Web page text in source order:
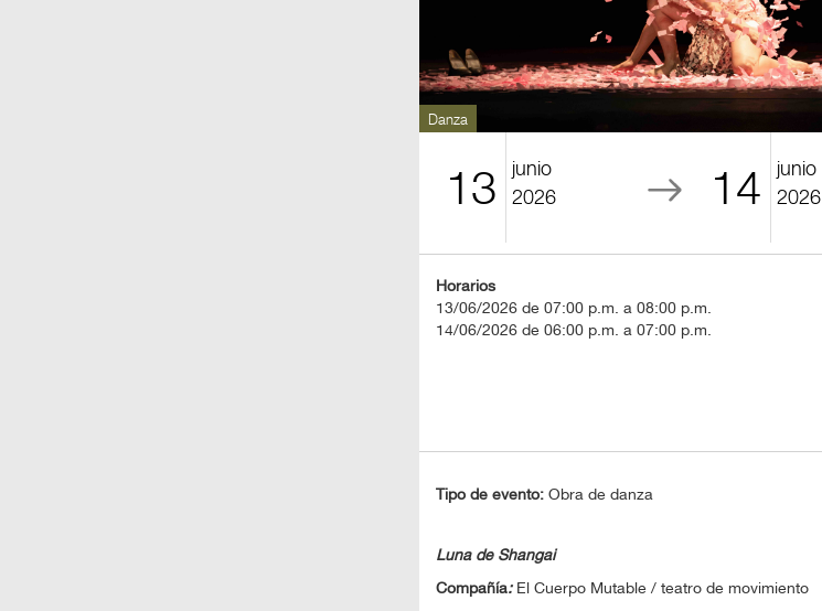
Danza
13
junio
2026
14
junio
2026
Horarios
13/06/2026 de 07:00 p.m. a 08:00 p.m.
14/06/2026 de 06:00 p.m. a 07:00 p.m.
Tipo de evento: Obra de danza
Luna de Shangai
Compañía: El Cuerpo Mutable / teatro de movimiento